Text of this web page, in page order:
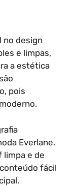
no design
e limpas,
a estética
pois
Everlane.
limpa e de
fácil